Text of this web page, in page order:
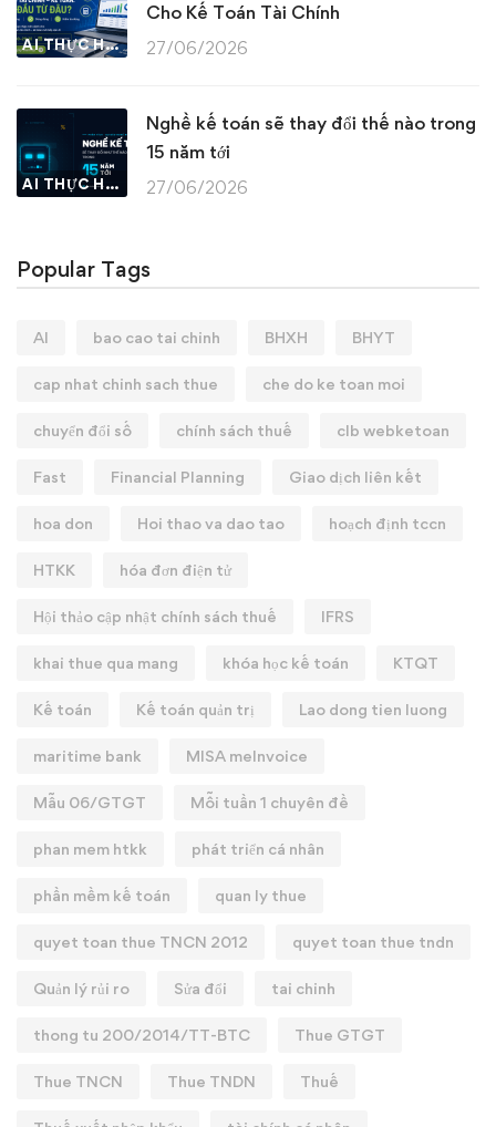
AI THỰC HÀNH
Cho Kế Toán Tài Chính
27/06/2026
AI THỰC HÀNH
Nghề kế toán sẽ thay đổi thế nào trong
15 năm tới
27/06/2026
Popular Tags
AI bao cao tai chinh BHXH BHYT
cap nhat chinh sach thue che do ke toan moi
chuyển đổi số chính sách thuế clb webketoan
Fast Financial Planning Giao dịch liên kết
hoa don Hoi thao va dao tao hoạch định tccn
HTKK hóa đơn điện tử
Hội thảo cập nhật chính sách thuế IFRS
khai thue qua mang khóa học kế toán KTQT
Kế toán Kế toán quản trị Lao dong tien luong
maritime bank MISA meInvoice
Mẫu 06/GTGT Mỗi tuần 1 chuyên đề
phan mem htkk phát triển cá nhân
phần mềm kế toán quan ly thue
quyet toan thue TNCN 2012 quyet toan thue tndn
Quản lý rủi ro Sửa đổi tai chinh
thong tu 200/2014/TT-BTC Thue GTGT
Thue TNCN Thue TNDN Thuế